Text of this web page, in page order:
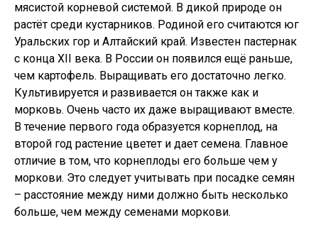
мясистой корневой системой. В дикой природе он
растёт среди кустарников. Родиной его считаются юг
Уральских гор и Алтайский край. Известен пастернак
с конца XII века. В России он появился ещё раньше,
чем картофель. Выращивать его достаточно легко.
Культивируется и развивается он также как и
морковь. Очень часто их даже выращивают вместе.
В течение первого года образуется корнеплод, на
второй год растение цветет и дает семена. Главное
отличие в том, что корнеплоды его больше чем у
моркови. Это следует учитывать при посадке семян
– расстояние между ними должно быть несколько
больше, чем между семенами моркови.